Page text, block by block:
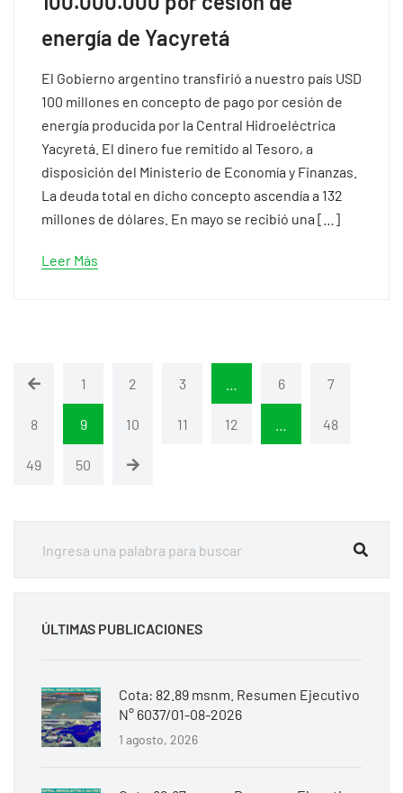
energía de Yacyretá
El Gobierno argentino transfirió a nuestro país USD
100 millones en concepto de pago por cesión de
energía producida por la Central Hidroeléctrica
Yacyretá. El dinero fue remitido al Tesoro, a
disposición del Ministerio de Economía y Finanzas.
La deuda total en dicho concepto ascendía a 132
millones de dólares. En mayo se recibió una […]
Leer Más
1 2 3 6 7
8 9 10 11 12 48
49 50
ÚLTIMAS PUBLICACIONES
Cota: 82.89 msnm. Resumen Ejecutivo
N° 6037/01-08-2026
1 agosto, 2026